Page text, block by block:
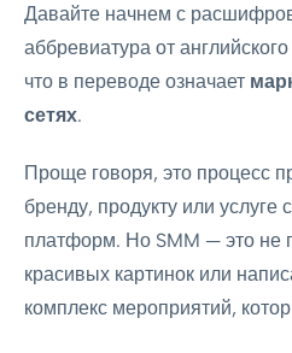
Давайте начнем с
аббревиатура от английского
что в переводе означает
сетях.
Проще говоря, это процесс
бренду, продукту или
платформ. Но SMM — это не
красивых картинок или
комплекс мероприятий,